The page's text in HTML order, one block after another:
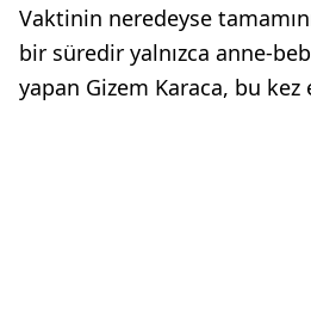
Vaktinin neredeyse
bir süredir yalnızca anne-
yapan Gizem Karaca, bu kez